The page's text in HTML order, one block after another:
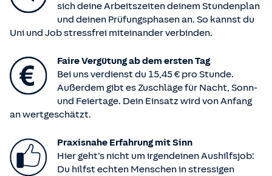
sich deine Arbeitszeiten deinem Stundenplan
und deinen Prüfungsphasen an. So kannst du
Uni und Job stressfrei miteinander verbinden.
Faire Vergütung ab dem ersten Tag
Bei uns verdienst du 15,45 € pro Stunde.
Außerdem gibt es Zuschläge für Nacht, Sonn-
und Feiertage. Dein Einsatz wird von Anfang
an wertgeschätzt.
Praxisnahe Erfahrung mit Sinn
Hier geht’s nicht um irgendeinen Aushilfsjob:
Du hilfst echten Menschen in stressigen